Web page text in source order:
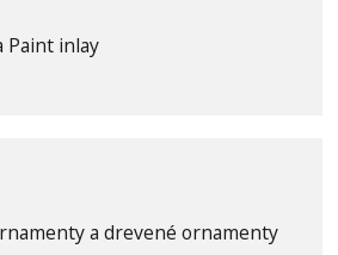
Paint inlay
a drevené ornamenty